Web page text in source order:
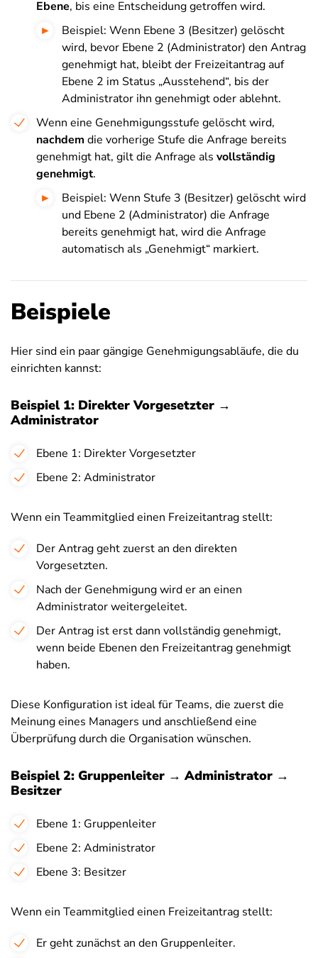
Ebene, bis eine Entscheidung getroffen wird.
Beispiel: Wenn Ebene 3 (Besitzer) gelöscht
wird, bevor Ebene 2 (Administrator) den Antrag
genehmigt hat, bleibt der Freizeitantrag auf
Ebene 2 im Status „Ausstehend“, bis der
Administrator ihn genehmigt oder ablehnt.
Wenn eine Genehmigungsstufe gelöscht wird,
nachdem die vorherige Stufe die Anfrage bereits
genehmigt hat, gilt die Anfrage als vollständig
genehmigt.
Beispiel: Wenn Stufe 3 (Besitzer) gelöscht wird
und Ebene 2 (Administrator) die Anfrage
bereits genehmigt hat, wird die Anfrage
automatisch als „Genehmigt“ markiert.
Beispiele
Hier sind ein paar gängige Genehmigungsabläufe, die du
einrichten kannst:
Beispiel 1: Direkter Vorgesetzter →
Administrator
Ebene 1: Direkter Vorgesetzter
Ebene 2: Administrator
Wenn ein Teammitglied einen Freizeitantrag stellt:
Der Antrag geht zuerst an den direkten
Vorgesetzten.
Nach der Genehmigung wird er an einen
Administrator weitergeleitet.
Der Antrag ist erst dann vollständig genehmigt,
wenn beide Ebenen den Freizeitantrag genehmigt
haben.
Diese Konfiguration ist ideal für Teams, die zuerst die
Meinung eines Managers und anschließend eine
Überprüfung durch die Organisation wünschen.
Beispiel 2: Gruppenleiter → Administrator →
Besitzer
Ebene 1: Gruppenleiter
Ebene 2: Administrator
Ebene 3: Besitzer
Wenn ein Teammitglied einen Freizeitantrag stellt:
Er geht zunächst an den Gruppenleiter.